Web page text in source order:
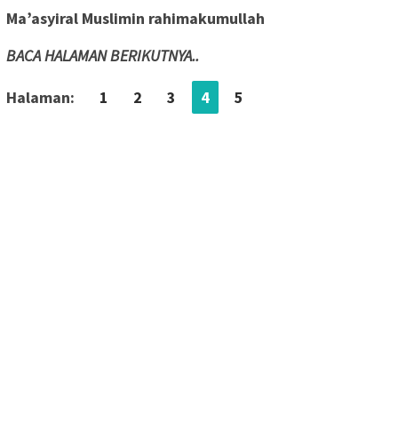
Ma’asyiral Muslimin rahimakumullah
BACA HALAMAN BERIKUTNYA..
Halaman: 1 2 3 4 5